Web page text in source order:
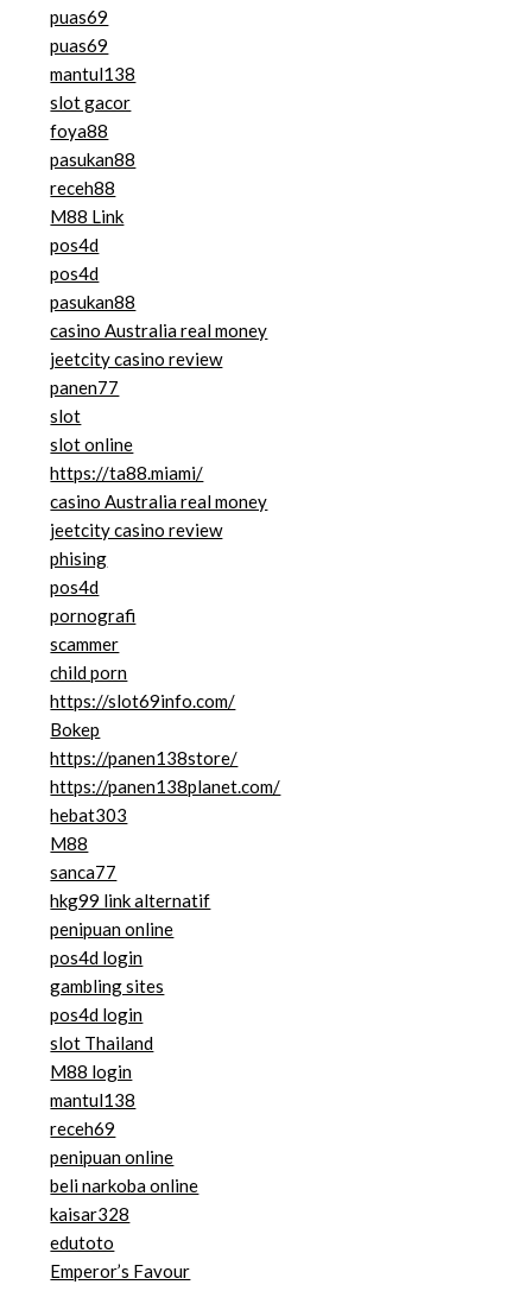
puas69
puas69
mantul138
slot gacor
foya88
pasukan88
receh88
M88 Link
pos4d
pos4d
pasukan88
casino Australia real money
jeetcity casino review
panen77
slot
slot online
https://ta88.miami/
casino Australia real money
jeetcity casino review
phising
pos4d
pornografi
scammer
child porn
https://slot69info.com/
Bokep
https://panen138store/
https://panen138planet.com/
hebat303
M88
sanca77
hkg99 link alternatif
penipuan online
pos4d login
gambling sites
pos4d login
slot Thailand
M88 login
mantul138
receh69
penipuan online
beli narkoba online
kaisar328
edutoto
Emperor’s Favour